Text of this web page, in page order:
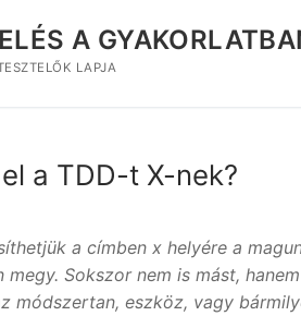
A
LAPJA
a TDD-t X-nek?
a címben x helyére a
megy. Sokszor nem is mást,
módszertan, eszköz, vagy